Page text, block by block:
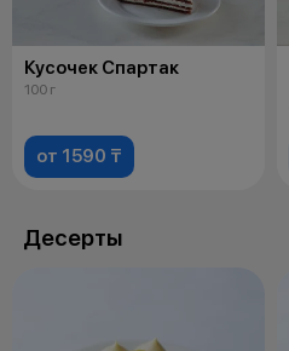
Кусочек Спартак
100 г
от 1590 ₸
Десерты